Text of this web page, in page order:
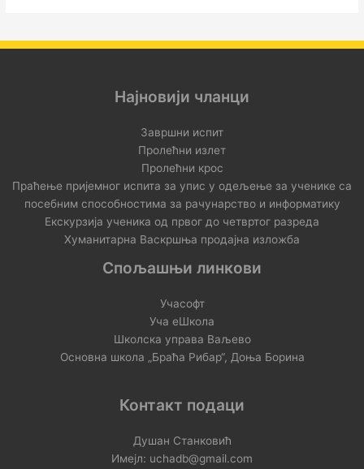
Најновији чланци
Завршни испит
Пролећни излет
Пролећни крос
Праћење пријемног испита за упис у одељење за ученике са
посебним способностима за рачунарство и информатику
Екскурзија ученика од првог до четвртог разреда
Хуманитарна Васкршња продајна изложба
Спољашњи линкови
Учасофт
Уча еШкола
Школска управа Ваљево
Основна школа „Браћа Рибар“, Доња Борина
Контакт подаци
Душан Станковић
Имејл: uchadb@gmail.com